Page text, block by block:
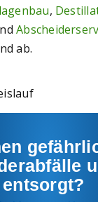
,
ab.